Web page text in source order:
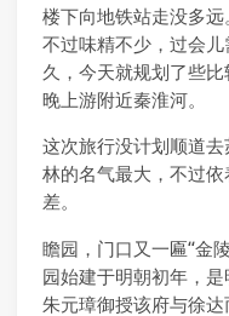
楼下向地铁站走没多远
不过味精不少，过会
久，今天就规划了些
晚上游附近秦淮河。
这次旅行没计划顺道
林的名气最大，不过
差。
瞻园，门口又一匾“金
园始建于明朝初年，
朱元璋御授该府与徐